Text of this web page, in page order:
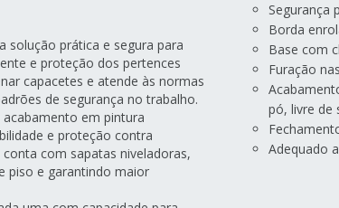
solução prática e segura para
e proteção dos pertences
capacetes e atende às normas
de segurança no trabalho.
em pintura
e proteção contra
com sapatas niveladoras,
piso e garantindo maior
Segurança
Borda
Base com
Furação
pó, livre de
Adequado